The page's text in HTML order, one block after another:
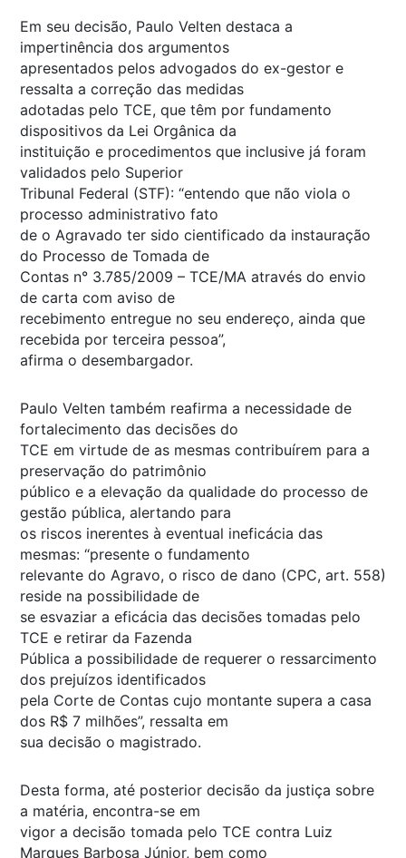
Em seu decisão, Paulo Velten destaca a
impertinência dos argumentos
apresentados pelos advogados do ex-gestor e
ressalta a correção das medidas
adotadas pelo TCE, que têm por fundamento
dispositivos da Lei Orgânica da
instituição e procedimentos que inclusive já foram
validados pelo Superior
Tribunal Federal (STF): “entendo que não viola o
processo administrativo fato
de o Agravado ter sido cientificado da instauração
do Processo de Tomada de
Contas n° 3.785/2009 – TCE/MA através do envio
de carta com aviso de
recebimento entregue no seu endereço, ainda que
recebida por terceira pessoa”,
afirma o desembargador.
Paulo Velten também reafirma a necessidade de
fortalecimento das decisões do
TCE em virtude de as mesmas contribuírem para a
preservação do patrimônio
público e a elevação da qualidade do processo de
gestão pública, alertando para
os riscos inerentes à eventual ineficácia das
mesmas: “presente o fundamento
relevante do Agravo, o risco de dano (CPC, art. 558)
reside na possibilidade de
se esvaziar a eficácia das decisões tomadas pelo
TCE e retirar da Fazenda
Pública a possibilidade de requerer o ressarcimento
dos prejuízos identificados
pela Corte de Contas cujo montante supera a casa
dos R$ 7 milhões”, ressalta em
sua decisão o magistrado.
Desta forma, até posterior decisão da justiça sobre
a matéria, encontra-se em
vigor a decisão tomada pelo TCE contra Luiz
Marques Barbosa Júnior, bem como